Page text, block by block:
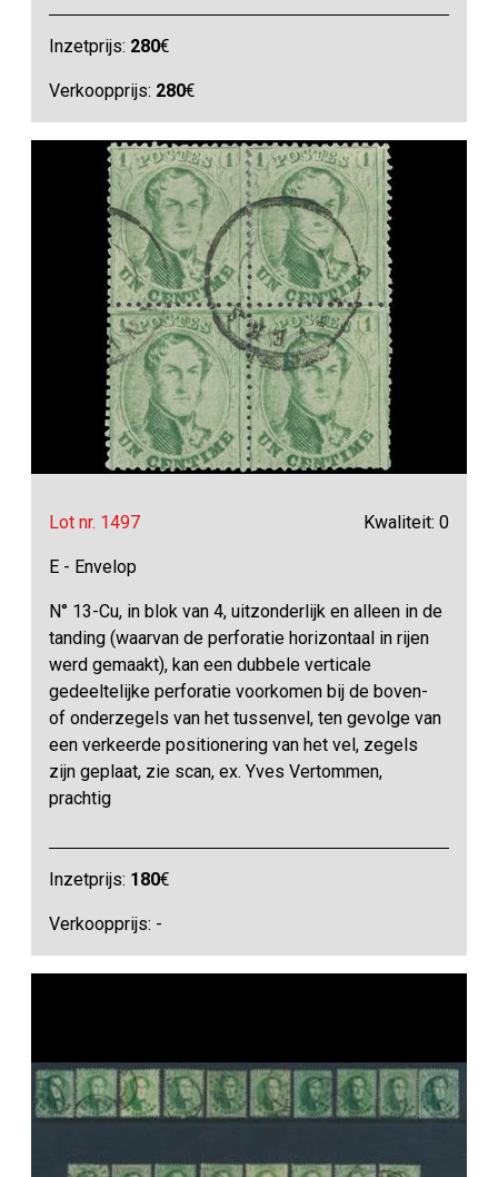
Inzetprijs: 280€
Verkoopprijs: 280€
Lot nr. 1497 Kwaliteit: 0
E - Envelop
N° 13-Cu, in blok van 4, uitzonderlijk en alleen in de
tanding (waarvan de perforatie horizontaal in rijen
werd gemaakt), kan een dubbele verticale
gedeeltelijke perforatie voorkomen bij de boven-
of onderzegels van het tussenvel, ten gevolge van
een verkeerde positionering van het vel, zegels
zijn geplaat, zie scan, ex. Yves Vertommen,
prachtig
Inzetprijs: 180€
Verkoopprijs: -